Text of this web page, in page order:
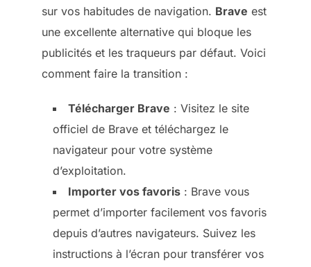
sur vos habitudes de navigation. Brave est
une excellente alternative qui bloque les
publicités et les traqueurs par défaut. Voici
comment faire la transition :
Télécharger Brave : Visitez le site
officiel de Brave et téléchargez le
navigateur pour votre système
d’exploitation.
Importer vos favoris : Brave vous
permet d’importer facilement vos favoris
depuis d’autres navigateurs. Suivez les
instructions à l’écran pour transférer vos